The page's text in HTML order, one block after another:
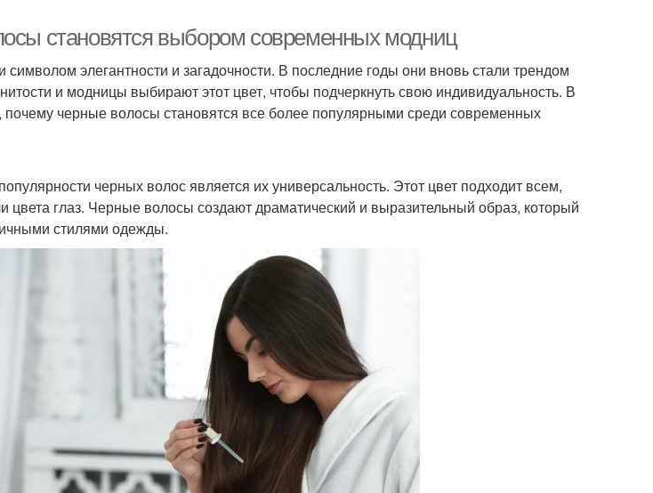
становятся выбором современных модниц
элегантности и загадочности. В последние годы они вновь стали трендом
и модницы выбирают этот цвет, чтобы подчеркнуть свою индивидуальность. В
почему черные волосы становятся все более популярными среди современных
черных волос является их универсальность. Этот цвет подходит всем,
цвета глаз. Черные волосы создают драматический и выразительный образ, который
стилями одежды.